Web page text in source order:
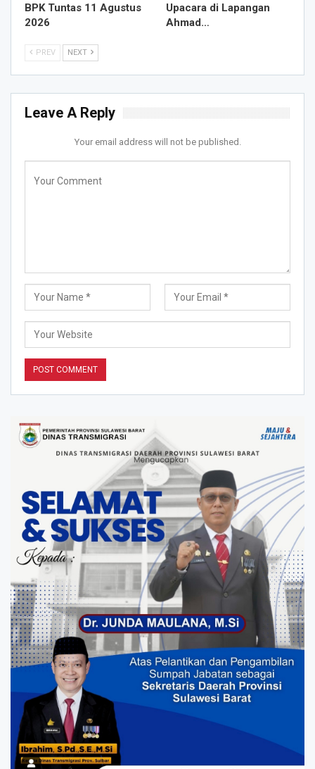
BPK Tuntas 11 Agustus
2026
Upacara di Lapangan
Ahmad…
PREV NEXT
Leave A Reply
Your email address will not be published.